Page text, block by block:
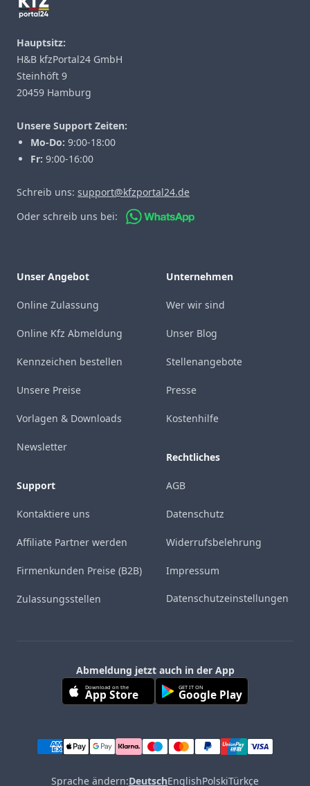
Hauptsitz:
H&B kfzPortal24 GmbH
Steinhöft 9
20459 Hamburg
Unsere Support Zeiten:
Mo-Do: 9:00-18:00
Fr: 9:00-16:00
Schreib uns: support@kfzportal24.de
Oder schreib uns bei:
Unser Angebot
Online Zulassung
Online Kfz Abmeldung
Kennzeichen bestellen
Unsere Preise
Vorlagen & Downloads
Newsletter
Support
Kontaktiere uns
Affiliate Partner werden
Firmenkunden Preise (B2B)
Zulassungsstellen
Unternehmen
Wer wir sind
Unser Blog
Stellenangebote
Presse
Kostenhilfe
Rechtliches
AGB
Datenschutz
Widerrufsbelehrung
Impressum
Datenschutzeinstellungen
Abmeldung jetzt auch in der App
Download on the
App Store GET IT ON
Google Play
Sprache ändern:DeutschEnglishPolskiTürkçe